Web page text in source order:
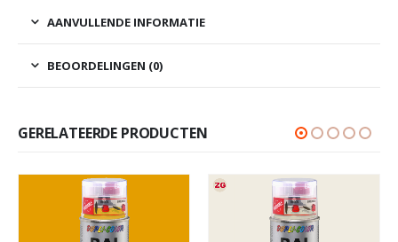
AANVULLENDE INFORMATIE
BEOORDELINGEN (0)
GERELATEERDE PRODUCTEN